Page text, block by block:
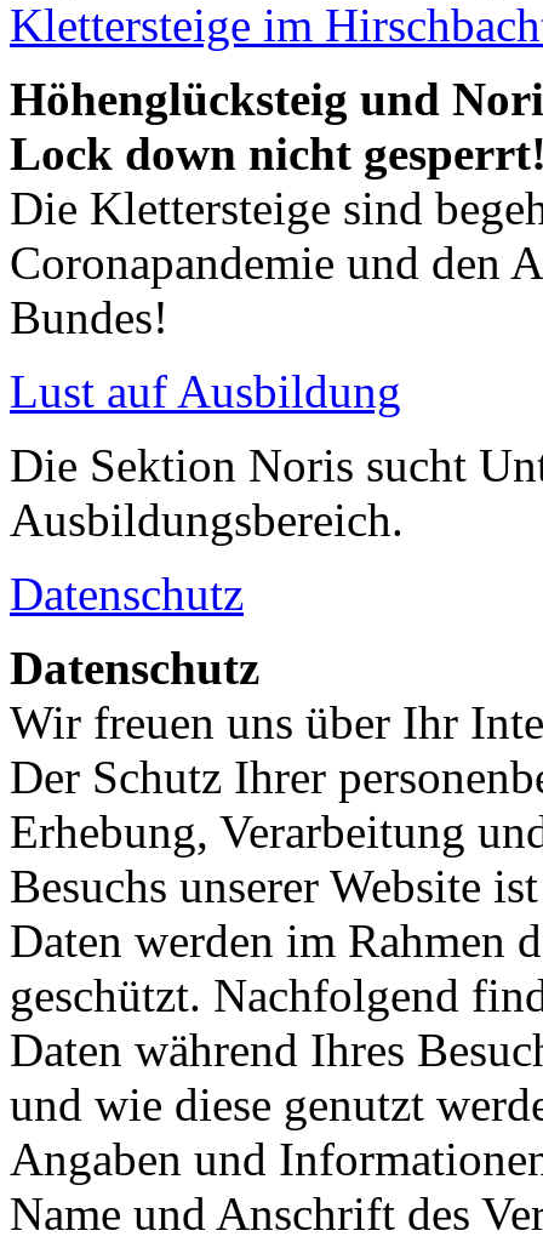
Klettersteige im
Höhenglücksteig und
Lock down nicht
Die Klettersteige sind
Coronapandemie und den
Bundes!
Lust auf Ausbildung
Die Sektion Noris sucht
Ausbildungsbereich.
Datenschutz
Datenschutz
Wir freuen uns über Ihr
Der Schutz Ihrer
Erhebung, Verarbeitung
Besuchs unserer Website
Daten werden im Rahmen
geschützt. Nachfolgend
Daten während Ihres
und wie diese genutzt
Angaben und
Name und Anschrift des